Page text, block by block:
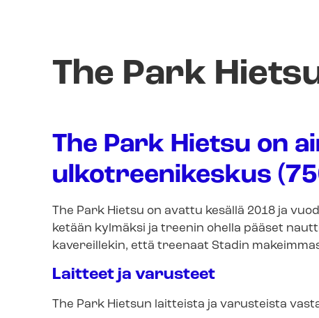
The Park
The Park Hietsu on
ulkotreenikeskus
The Park Hietsu on avattu kesällä 2018 ja
ketään kylmäksi ja treenin ohella pääset
kavereillekin, että treenaat Stadin
Laitteet ja varusteet
The Park Hietsun laitteista ja varusteista